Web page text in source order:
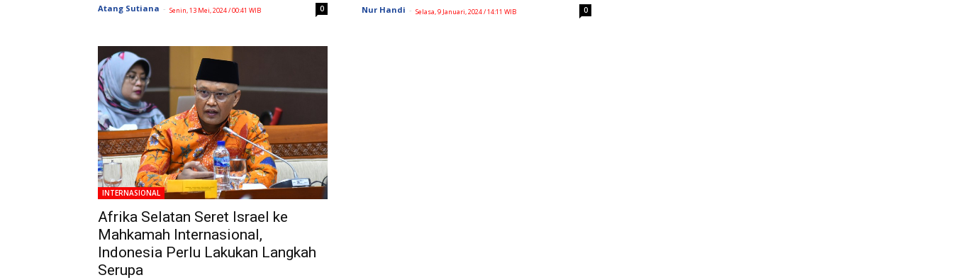
Atang Sutiana - Senin, 13 Mei, 2024 / 00:41 WIB 0 Nur Handi - Selasa, 9 Januari, 2024 / 14:11 WIB 0
INTERNASIONAL
Afrika Selatan Seret Israel ke
Mahkamah Internasional,
Indonesia Perlu Lakukan Langkah
Serupa